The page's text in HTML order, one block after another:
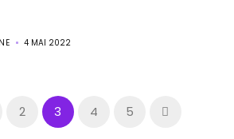
4 MAI 2022
2 3 4 5